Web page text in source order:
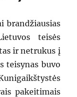
brandžiausias
teisės
ir netrukus į
teisynas buvo
pakeitimais